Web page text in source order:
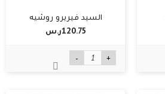
السيد فيريرو روشيه
120.75ر.س‏
- +